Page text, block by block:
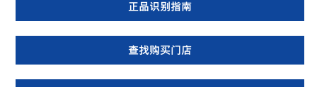
正品识别指南
查找购买门店